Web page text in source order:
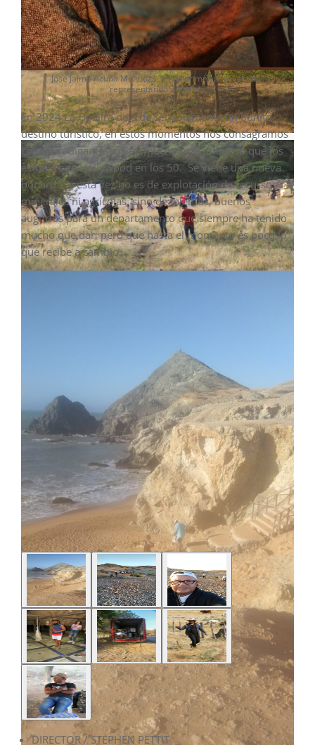
Jose Jaime Acuña Mendoza, en su primer papel estelar
representando a Moisés
En 2024 La Guajira deja de ser solamente un bonito
destino turístico, en estos momentos nos consagramos
como un Gigantesco Set, mucho más inmenso que los
estudios de Hollywood en los 50. Se viene una nueva
bonanza, y esta vez no es de explotación de recursos
minerales ni agrícolas, sino de talentos, buenos
augurios para un departamento que siempre ha tenido
mucho que dar, pero que hasta el momento es poco lo
que recibe a cambio.
DIRECTOR / STEPHEN PETTIT